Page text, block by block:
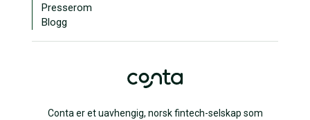
Conta er et uavhengig, norsk fintech-selskap som
Presserom
Blogg